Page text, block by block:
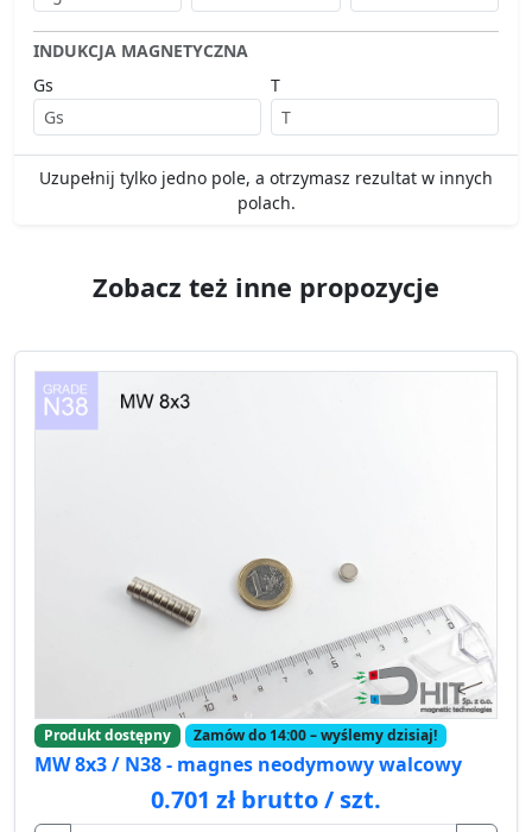
INDUKCJA MAGNETYCZNA
Gs
T
Uzupełnij tylko jedno pole, a otrzymasz rezultat w innych
polach.
Zobacz też inne propozycje
Produkt dostępny Zamów do 14:00 – wyślemy dzisiaj!
MW 8x3 / N38 - magnes neodymowy walcowy
0.701 zł brutto / szt.